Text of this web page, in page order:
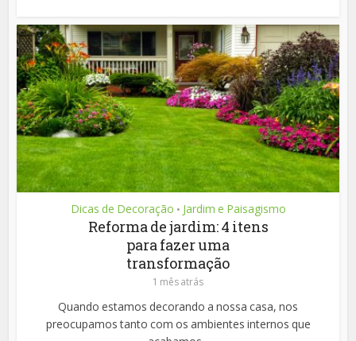
Dicas de Decoração • Jardim e Paisagismo
Reforma de jardim: 4 itens
para fazer uma
transformação
1 mês atrás
Quando estamos decorando a nossa casa, nos
preocupamos tanto com os ambientes internos que